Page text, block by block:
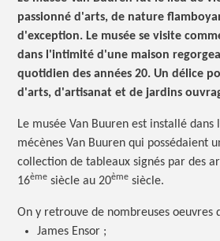
passionné d'arts, de nature
d'exception. Le musée se visite
dans l'intimité d'une maison
quotidien des années 20. Un délice
d'arts, d'artisanat et de jardins
Le musée Van Buuren est installé
mécènes Van Buuren qui possédaient
collection de tableaux signés par des
16ème siècle au 20ème siècle.
On y retrouve de nombreuses oeuvres
James Ensor ;